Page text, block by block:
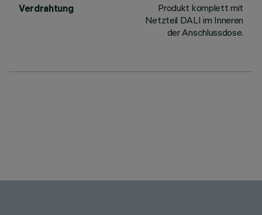
Verdrahtung
Produkt komplett mit
Netzteil DALI im Inneren
der Anschlussdose.